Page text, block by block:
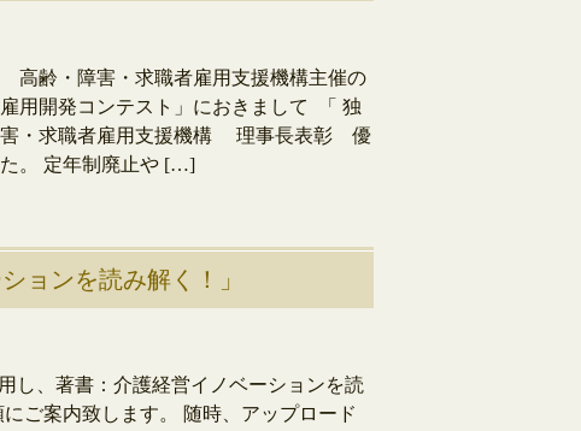
高齢・障害・求職者雇用支援機構主催の
用開発コンテスト」におきまして 「 独
・求職者雇用支援機構 理事長表彰 優
。 定年制廃止や […]
ョンを読み解く！」
し、著書：介護経営イノベーションを読
ご案内致します。 随時、アップロード